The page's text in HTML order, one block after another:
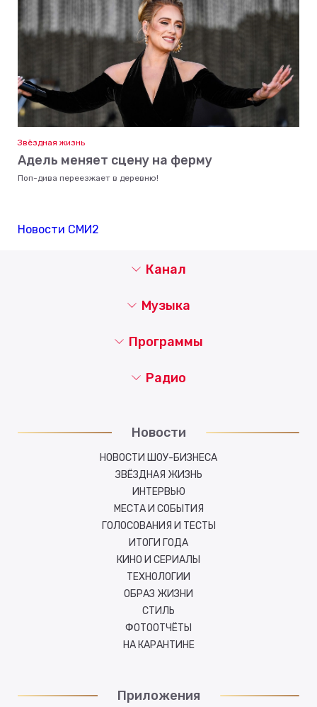
Звёздная жизнь
Адель меняет сцену на ферму
Поп-дива переезжает в деревню!
Новости СМИ2
Канал
Музыка
Новости
НОВОСТИ ШОУ-БИЗНЕСА
ЗВЁЗДНАЯ ЖИЗНЬ
ИНТЕРВЬЮ
МЕСТА И СОБЫТИЯ
ГОЛОСОВАНИЯ И ТЕСТЫ
ИТОГИ ГОДА
КИНО И СЕРИАЛЫ
ТЕХНОЛОГИИ
ОБРАЗ ЖИЗНИ
СТИЛЬ
ФОТООТЧЁТЫ
НА КАРАНТИНЕ
Программы
Радио
Приложения